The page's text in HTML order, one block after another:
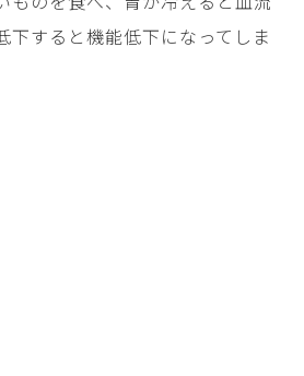
下すると機能低下になってしま